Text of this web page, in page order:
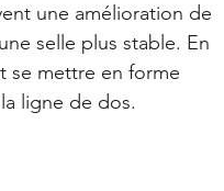
une amélioration de
selle plus stable. En
se mettre en forme
ligne de dos.